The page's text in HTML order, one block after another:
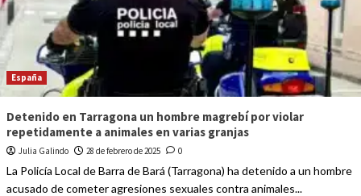
España
Detenido en Tarragona un hombre magrebí por violar
repetidamente a animales en varias granjas
Julia Galindo 28 de febrero de 2025 0
La Policía Local de Barra de Bará (Tarragona) ha detenido a un hombre
acusado de cometer agresiones sexuales contra animales...